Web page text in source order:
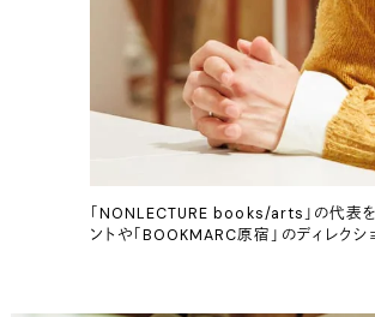
「NONLECTURE books/arts」の代表を
ントや「BOOKMARC原宿」のディレク